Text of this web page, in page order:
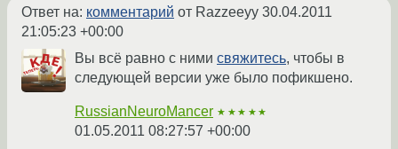
Ответ на: комментарий от Razzeeyy 30.04.2011
21:05:23 +00:00
Вы всё равно с ними свяжитесь, чтобы в
следующей версии уже было пофикшено.
RussianNeuroMancer ★★★★★
01.05.2011 08:27:57 +00:00